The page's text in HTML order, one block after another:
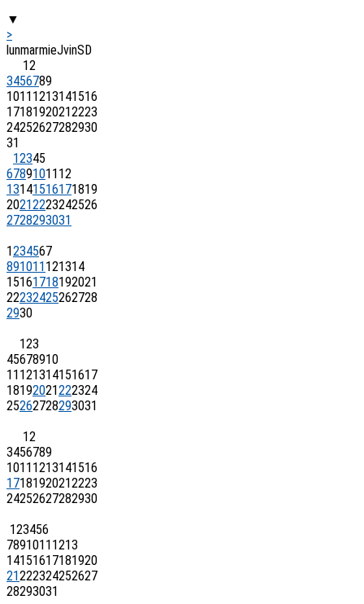
▼
>
lunmarmieJvinS D
12
3456789
1011 1213141516
17181920212223
24252627282930
31
12345
67891011 12
13141516171819
20212223242526
2728293031
1234567
891011 121314
15161718192021
22232425262728
2930
123
45678910
11 121314151617
18192021222324
25262728293031
12
3456789
1011 1213141516
17181920212223
24252627282930
123456
7891011 1213
14151617181920
21222324252627
28293031